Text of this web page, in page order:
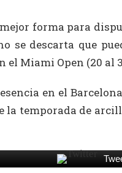
forma para
se descarta que
el Miami Open (20 al
en el Barcelona
la temporada de